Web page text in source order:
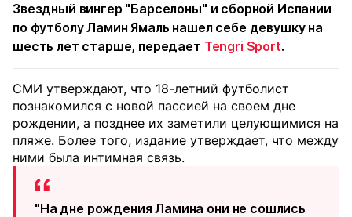
Звездный вингер "Барселоны" и сборной Испании
по футболу Ламин Ямаль нашел себе девушку на
шесть лет старше, передает Tengri Sport.
СМИ утверждают, что 18-летний футболист
познакомился с новой пассией на своем дне
рождении, а позднее их заметили целующимися на
пляже. Более того, издание утверждает, что между
ними была интимная связь.
"На дне рождения Ламина они не сошлись